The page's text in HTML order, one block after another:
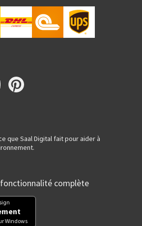
que Saal Digital fait pour aider à
complète
Windows